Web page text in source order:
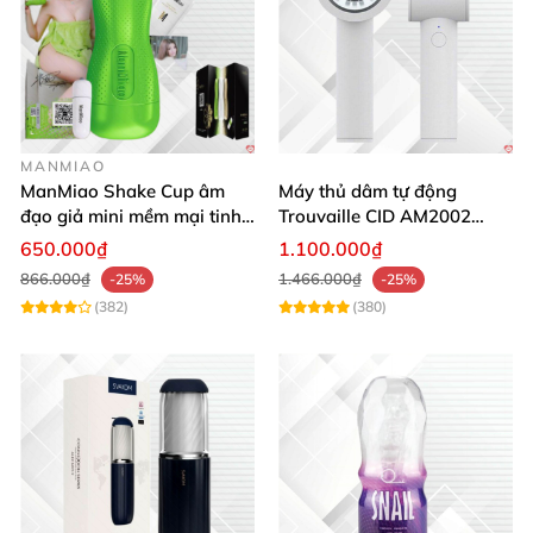
phẩm .
MANMIAO
ManMiao Shake Cup âm
đạo giả mini mềm mại tinh
tế kích thích cực đỉnh
650.000₫
866.000₫
-25%
(382)
Máy thủ dâm tự động
Trouvaille CID AM2002
tăng khoái cảm
1.100.000₫
1.466.000₫
-25%
(380)